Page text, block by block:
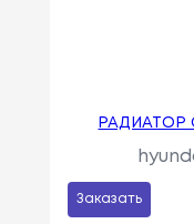
РАДИАТОР
Заказать